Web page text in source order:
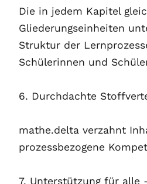
Die in jedem Kapitel
Gliederungseinheiten
Struktur der
Schülerinnen und
6. Durchdachte
mathe.delta verzahnt
prozessbezogene
7. Unterstützung für alle